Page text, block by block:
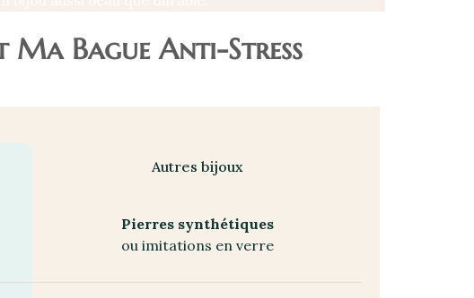
Ma Bague Anti-Stress
Autres bijoux
Pierres synthétiques
ou imitations en verre